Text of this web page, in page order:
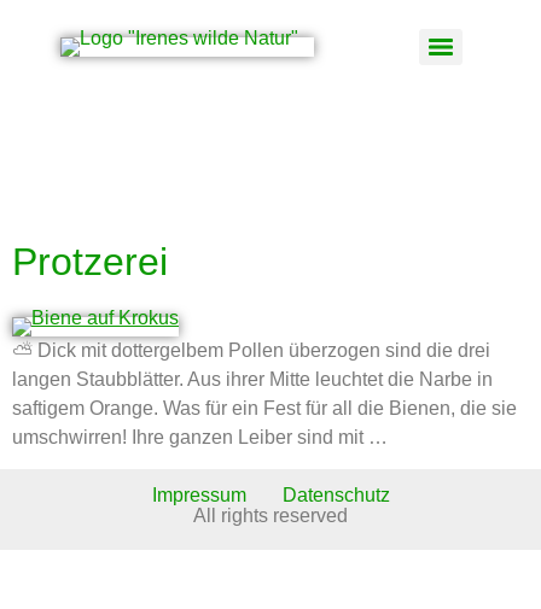
Protzerei
⛅ Dick mit dottergelbem Pollen überzogen sind die drei
langen Staubblätter. Aus ihrer Mitte leuchtet die Narbe in
saftigem Orange. Was für ein Fest für all die Bienen, die sie
umschwirren! Ihre ganzen Leiber sind mit …
Impressum
Datenschutz
All rights reserved